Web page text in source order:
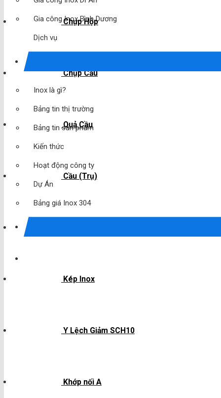
Gia công Inox Bình Dương
Dịch vụ
Inox là gì?
Bảng tin thị trường
Bảng tin sản phẩm
Kiến thức
Hoạt động công ty
Dự Án
Bảng giá Inox 304
Chụp Hộp
Chụp Cầu
Quả Cầu
Cầu (Trụ)
Kép Inox
Y Lệch Giảm SCH10
Khớp nối A